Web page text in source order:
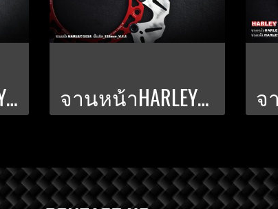
จานหน้า HARLEY ปั๊มเดิม ขนาด 320 มิล.จับนอก POWER-SLOT V.8 จานหน้าHARLEY-2024 สำหรับปั๊มเดิม ขนาด 320 มิล. PWS V-4.1